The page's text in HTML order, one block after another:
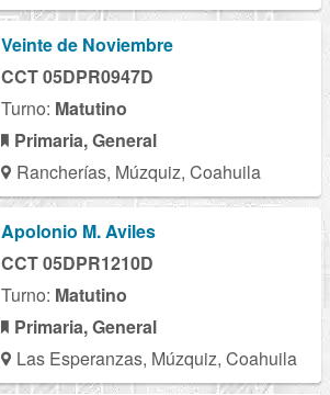
Veinte de Noviembre
CCT 05DPR0947D
Turno: Matutino
Primaria, General
Rancherías, Múzquiz, Coahuila
Apolonio M. Aviles
CCT 05DPR1210D
Turno: Matutino
Primaria, General
Las Esperanzas, Múzquiz, Coahuila